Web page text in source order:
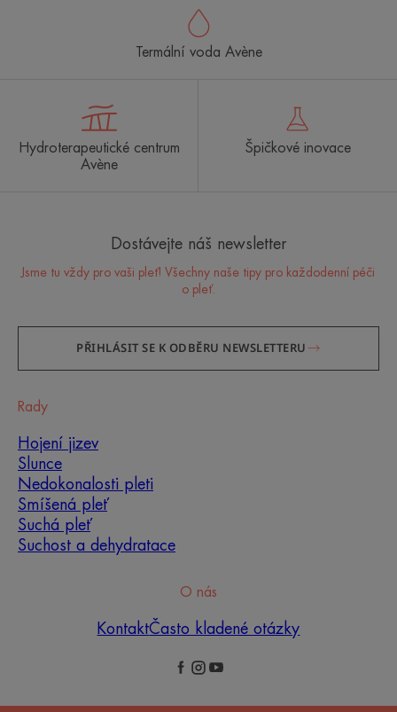
Termální voda Avène
Hydroterapeutické centrum
Avène
Špičkové inovace
Dostávejte náš newsletter
Jsme tu vždy pro vaši pleť! Všechny naše tipy pro každodenní péči
o pleť.
PŘIHLÁSIT SE K ODBĚRU NEWSLETTERU
Rady
Hojení jizev
Slunce
Nedokonalosti pleti
Smíšená pleť
Suchá pleť
Suchost a dehydratace
O nás
KontaktČasto kladené otázky